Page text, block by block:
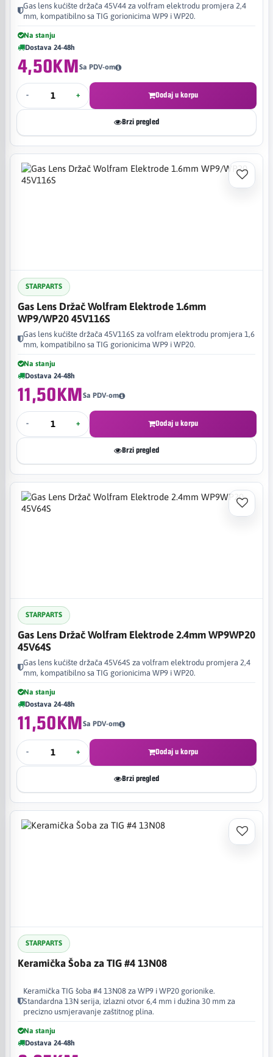
Gas lens kućište držača 45V44 za volfram elektrodu promjera 2,4
mm, kompatibilno sa TIG gorionicima WP9 i WP20.
Na stanju
Dostava 24-48h
4,50KMSa PDV-om
- + Dodaj u korpu
Brzi pregled
STARPARTS
Gas Lens Držač Wolfram Elektrode 1.6mm
WP9/WP20 45V116S
Gas lens kućište držača 45V116S za volfram elektrodu promjera 1,6
mm, kompatibilno sa TIG gorionicima WP9 i WP20.
Na stanju
Dostava 24-48h
11,50KMSa PDV-om
- + Dodaj u korpu
Brzi pregled
STARPARTS
Gas Lens Držač Wolfram Elektrode 2.4mm WP9WP20
45V64S
Gas lens kućište držača 45V64S za volfram elektrodu promjera 2,4
mm, kompatibilno sa TIG gorionicima WP9 i WP20.
Na stanju
Dostava 24-48h
11,50KMSa PDV-om
- + Dodaj u korpu
Brzi pregled
STARPARTS
Keramička Šoba za TIG #4 13N08
Keramička TIG šoba #4 13N08 za WP9 i WP20 gorionike.
Standardna 13N serija, izlazni otvor 6,4 mm i dužina 30 mm za
precizno usmjeravanje zaštitnog plina.
Na stanju
Dostava 24-48h